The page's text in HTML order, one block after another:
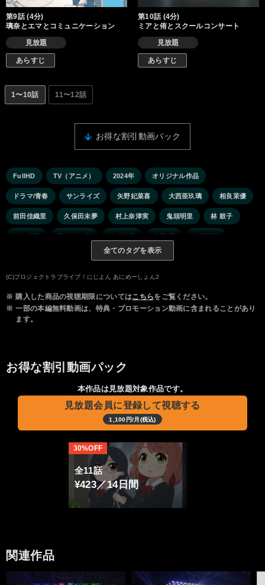
第9話 (4分)
璃奈とエマとコミュニケーション
見放題
あらすじ
第10話 (4分)
ミアと侑とスクールコンサート
見放題
あらすじ
1〜10話 11〜12話
お得な割引動画パック
FullHD TV（アニメ） 2024年 オリジナル作品
ドラマ/青春 サンライズ 矢野妃菜喜 大西亜玖璃 相良茉優
前田佳織里 久保田未夢 村上奈津実 鬼頭明里 林 鼓子
指出毬亜 田中ちえ美 小泉萌香 内田 秀 法元明菜
全てのタグを表示
(C)プロジェクトラブライブ！にじよん あにめーしょん2
※ 購入した商品の視聴期限についてはこちらをご覧ください。
※ 一部の本編無料動画は、特典・プロモーション動画に含まれることがあり
ます。
お得な割引動画パック
本作品は見放題対象作品です。
見放題会員に登録して視聴する
1,100円/月(税込)
全11話
¥423／14日間
30%OFF
関連作品